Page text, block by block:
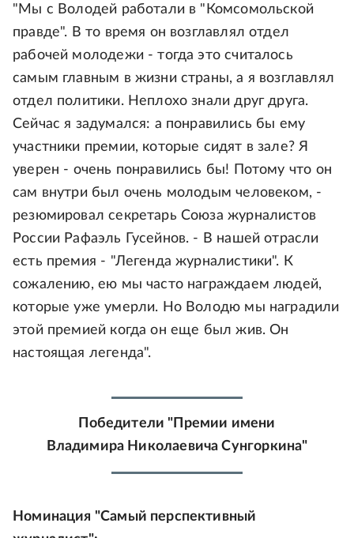
"Мы с Володей работали в "Комсомольской
правде". В то время он возглавлял отдел
рабочей молодежи - тогда это считалось
самым главным в жизни страны, а я возглавлял
отдел политики. Неплохо знали друг друга.
Сейчас я задумался: а понравились бы ему
участники премии, которые сидят в зале? Я
уверен - очень понравились бы! Потому что он
сам внутри был очень молодым человеком, -
резюмировал секретарь Союза журналистов
России Рафаэль Гусейнов. - В нашей отрасли
есть премия - "Легенда журналистики". К
сожалению, ею мы часто награждаем людей,
которые уже умерли. Но Володю мы наградили
этой премией когда он еще был жив. Он
настоящая легенда".
Победители "Премии имени
Владимира Николаевича Сунгоркина"
Номинация "Самый перспективный